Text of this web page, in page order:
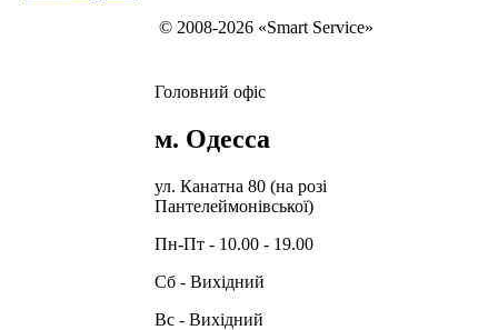
© 2008-2026 «Smart Service»
Головний офіс
м. Одесса
ул. Канатна 80 (на розі
Пантелеймонівської)
Пн-Пт - 10.00 - 19.00
Сб - Вихідний
Вс - Вихідний